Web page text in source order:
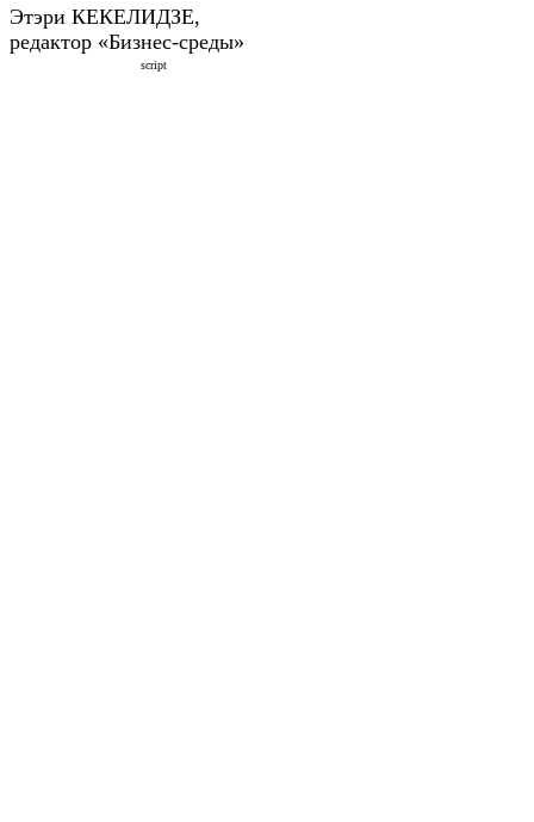
Этэри КЕКЕЛИДЗЕ,
редактор «Бизнес-среды»
script